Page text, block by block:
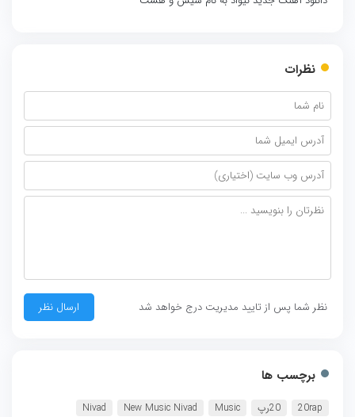
نظرات
نظر شما پس از تایید مدیریت درج خواهد شد
برچسب ها
20rap 20رپ Music
New Music Nivad
Nivad